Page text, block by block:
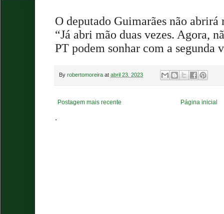
O deputado Guimarães não abrirá
“Já abri mão duas vezes. Agora,
PT podem sonhar com a segunda
By robertomoreira at abril 23, 2023
Postagem mais recente Página inicial
.